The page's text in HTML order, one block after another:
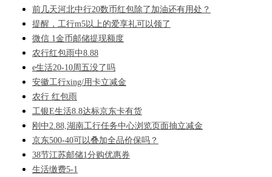
前几天河北中行20数币红包除了加油还有用处？
提醒，工行m5以上的爱享礼可以领了
微信 1金币邮储提现额度
农行红包雨中8.88
e生活20-10周五没了吗
安徽工行xing/用卡立减金
农行 红包雨
工银E生活8.8达标京东卡有货
刚中2.88,湖南工行任务中心浏览页面抽立减金
京东500-40可以叠加全品价保吗？
38节江苏邮储1分购优惠券
生活缴费5-1